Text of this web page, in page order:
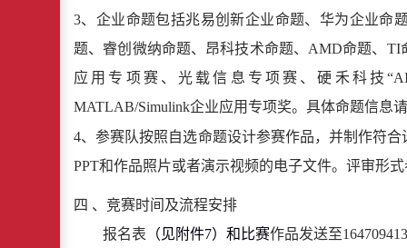
3、企业命题包括兆易创新企业命题、华为企业命
题、睿创微纳命题、昂科技术命题、 AMD命题、 TI
应用专项赛、光载信息专项赛、硬禾科技“
MATLAB/Simulink企业应用专项奖。具体命题信息
4、参赛队按照自选命题设计参赛作品，并制作符
PPT和作品照片或者演示视频的电子文件。评审形
四 、竞赛时间及流程安排
报名表 （见附件7）和比赛作品发送至